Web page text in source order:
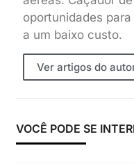
oportunidades
a um baixo custo.
Ver artigos do
VOCÊ PODE SE